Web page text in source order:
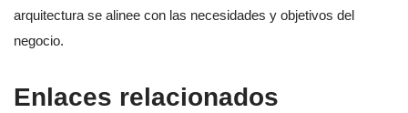
arquitectura se alinee con las necesidades y objetivos del
negocio.
Enlaces relacionados